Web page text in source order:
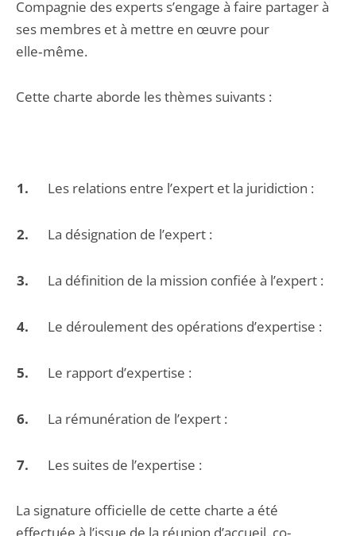
Compagnie des experts s’engage à faire partager à
ses membres et à mettre en œuvre pour
elle‑même.
Cette charte aborde les thèmes suivants :
Les relations entre l’expert et la juridiction :
La désignation de l’expert :
La définition de la mission confiée à l’expert :
Le déroulement des opérations d’expertise :
Le rapport d’expertise :
La rémunération de l’expert :
Les suites de l’expertise :
La signature officielle de cette charte a été